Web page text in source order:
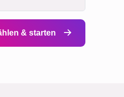
& starten